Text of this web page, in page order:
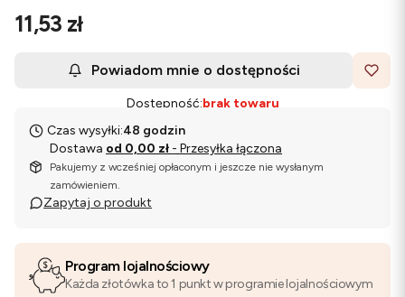
Cena
11,53 zł
Powiadom mnie o dostępności
Dostępność:brak towaru
Czas wysyłki:48 godzin
Dostawa od 0,00 zł - Przesyłka łączona
Pakujemy z wcześniej opłaconym i jeszcze nie wysłanym
zamówieniem.
Zapytaj o produkt
Program lojalnościowy
Każda złotówka to 1 punkt w programie lojalnościowym